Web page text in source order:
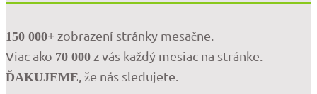
150 000+ zobrazení stránky mesačne.
Viac ako 70 000 z vás každý mesiac na stránke.
ĎAKUJEME , že nás sledujete.